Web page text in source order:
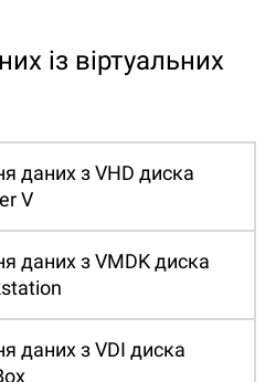
із віртуальних
даних з VHD диска
V
даних з VMDK диска
даних з VDI диска